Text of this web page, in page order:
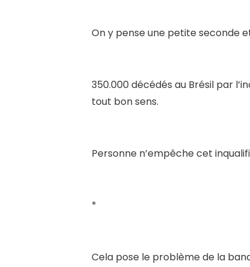
On y pense une petite seconde
350.000 décédés au Brésil par
tout bon sens.
Personne n’empêche cet
*
Cela pose le problème de la